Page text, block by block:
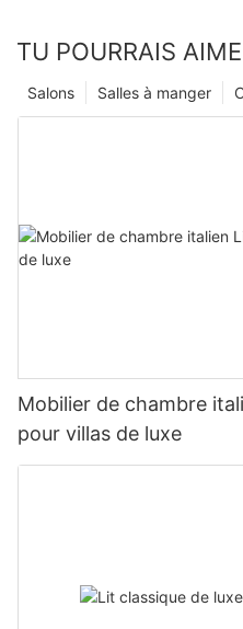
TU POURRAIS
Salles à manger
Salons
Mobilier de chambre
pour villas de luxe